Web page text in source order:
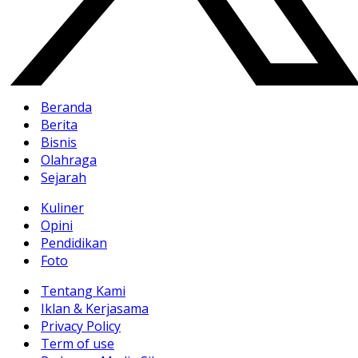
Beranda
Berita
Bisnis
Olahraga
Sejarah
Kuliner
Opini
Pendidikan
Foto
Tentang Kami
Iklan & Kerjasama
Privacy Policy
Term of use